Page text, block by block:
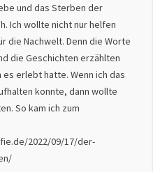
und das Sterben der
Ich wollte nicht nur helfen
die Nachwelt. Denn die Worte
die Geschichten erzählten
erlebt hatte. Wenn ich das
konnte, dann wollte
So kam ich zum
2022/09/17/der-